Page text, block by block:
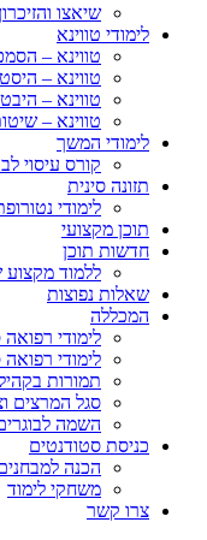
שיאצו
לימודי טווינא
טווינא –
טווינא –
טווינא –
טווינא –
לימודי המשך
קורס עיסוי
תזונה סינית
לימודי
תוכן מקצועי
חדשות תוכן
ללמוד
שאלות נפוצות
המכללה
לימודי רפואה
לימודי רפואה
תמורות
סגל המרצים
השמה
כניסת סטודנטים
הכנה
משחקי לימוד
צרו קשר